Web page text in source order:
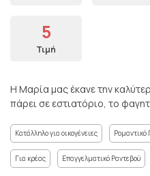
5
Τιμή
Η Μαρία μας έκανε την
πάρει σε εστιατόριο, το
Κατάλληλο για οικογένειες Ρομαντικό
Για κρέας Επαγγελματικό Ραντεβού